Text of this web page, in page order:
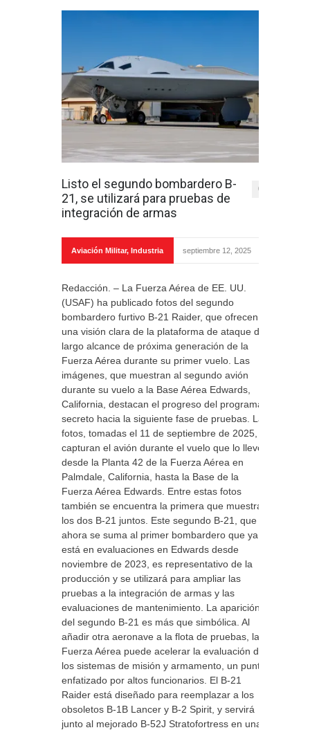
Listo el segundo bombardero B-
21, se utilizará para pruebas de
integración de armas
0
Aviación Militar, Industria septiembre 12, 2025
Redacción. – La Fuerza Aérea de EE. UU.
(USAF) ha publicado fotos del segundo
bombardero furtivo B-21 Raider, que ofrecen
una visión clara de la plataforma de ataque de
largo alcance de próxima generación de la
Fuerza Aérea durante su primer vuelo. Las
imágenes, que muestran al segundo avión
durante su vuelo a la Base Aérea Edwards,
California, destacan el progreso del programa
secreto hacia la siguiente fase de pruebas. Las
fotos, tomadas el 11 de septiembre de 2025,
capturan el avión durante el vuelo que lo llevó
desde la Planta 42 de la Fuerza Aérea en
Palmdale, California, hasta la Base de la
Fuerza Aérea Edwards. Entre estas fotos
también se encuentra la primera que muestra
los dos B-21 juntos. Este segundo B-21, que
ahora se suma al primer bombardero que ya
está en evaluaciones en Edwards desde
noviembre de 2023, es representativo de la
producción y se utilizará para ampliar las
pruebas a la integración de armas y las
evaluaciones de mantenimiento. La aparición
del segundo B-21 es más que simbólica. Al
añadir otra aeronave a la flota de pruebas, la
Fuerza Aérea puede acelerar la evaluación de
los sistemas de misión y armamento, un punto
enfatizado por altos funcionarios. El B-21
Raider está diseñado para reemplazar a los
obsoletos B-1B Lancer y B-2 Spirit, y servirá
junto al mejorado B-52J Stratofortress en una